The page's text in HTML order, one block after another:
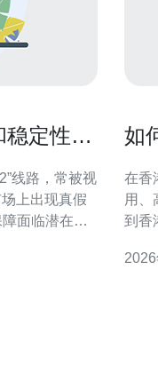
定性的
线路，常被视
上出现真假
面临潜在风
什么是
如
在香
用、
到香
项讲